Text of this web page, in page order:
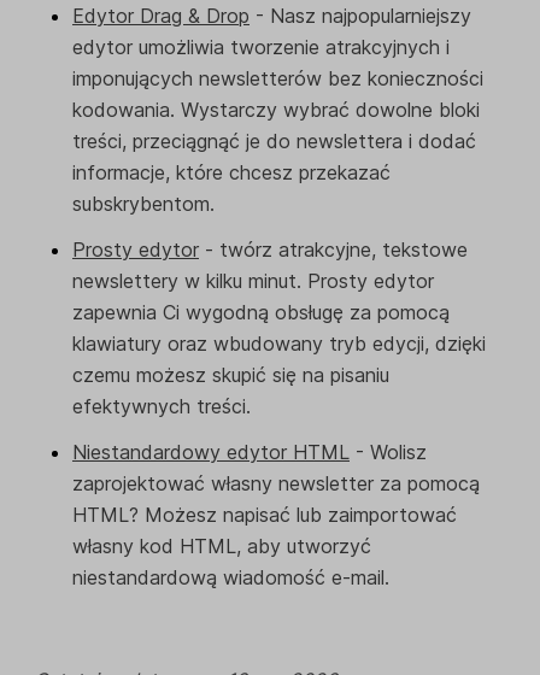
Edytor Drag & Drop - Nasz najpopularniejszy
edytor umożliwia tworzenie atrakcyjnych i
imponujących newsletterów bez konieczności
kodowania. Wystarczy wybrać dowolne bloki
treści, przeciągnąć je do newslettera i dodać
informacje, które chcesz przekazać
subskrybentom.
Prosty edytor - twórz atrakcyjne, tekstowe
newslettery w kilku minut. Prosty edytor
zapewnia Ci wygodną obsługę za pomocą
klawiatury oraz wbudowany tryb edycji, dzięki
czemu możesz skupić się na pisaniu
efektywnych treści.
Niestandardowy edytor HTML - Wolisz
zaprojektować własny newsletter za pomocą
HTML? Możesz napisać lub zaimportować
własny kod HTML, aby utworzyć
niestandardową wiadomość e-mail.